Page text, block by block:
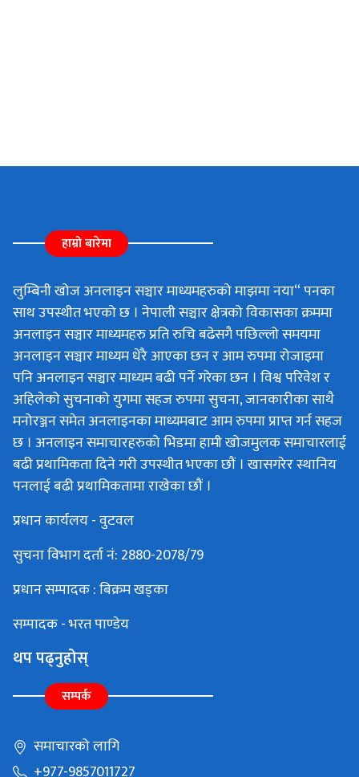
हाम्रो बारेमा
लुम्बिनी खोज अनलाइन सञ्चार माध्यमहरुको माझमा नया“ पनका
साथ उपस्थीत भएको छ । नेपाली सञ्चार क्षेत्रको विकासका क्रममा
अनलाइन सञ्चार माध्यमहरु प्रति रुचि बढेसगै पछिल्लो समयमा
अनलाइन सञ्चार माध्यम धेरै आएका छन र आम रुपमा रोजाइमा
पनि अनलाइन सञ्चार माध्यम बढी पर्ने गरेका छन । विश्व परिवेश र
अहिलेको सुचनाको युगमा सहज रुपमा सुचना, जानकारीका साथै
मनोरञ्जन समेत अनलाइनका माध्यमबाट आम रुपमा प्राप्त गर्न सहज
छ । अनलाइन समाचारहरुको भिडमा हामी खोजमुलक समाचारलाई
बढी प्रथामिकता दिने गरी उपस्थीत भएका छौं । खासगरेर स्थानिय
पनलाई बढी प्रथामिकतामा राखेका छौं ।
प्रधान कार्यलय - वुटवल
सुचना विभाग दर्ता नं: 2880-2078/79
प्रधान सम्पादक : बिक्रम खड्का
सम्पादक - भरत पाण्डेय
थप पढ्नुहोस्
सम्पर्क
समाचारको लागि
+977-9857011727